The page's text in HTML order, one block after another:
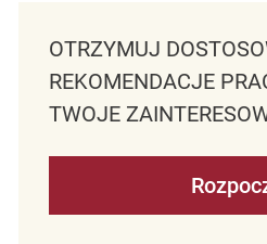
OTRZYMUJ
REKOMENDACJE
TWOJE